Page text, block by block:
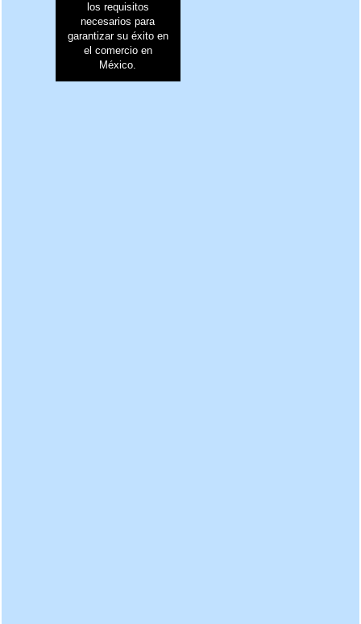
los requisitos
necesarios para
garantizar su éxito en
el comercio en
México.